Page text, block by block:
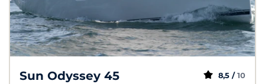
Sun Odyssey 45 8,5 / 10